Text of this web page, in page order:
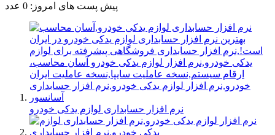
پیش پست های امروز: 0 عدد
نرم افزار حسابداری لوازم یدکی خودرو